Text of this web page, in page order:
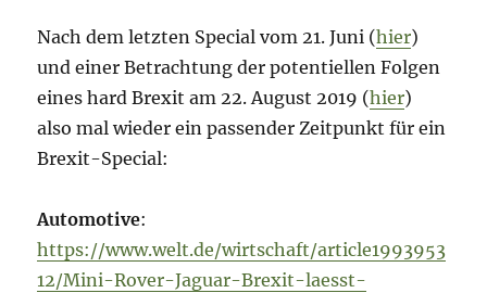
Nach dem letzten Special vom 21. Juni (hier)
und einer Betrachtung der potentiellen Folgen
eines hard Brexit am 22. August 2019 (hier)
also mal wieder ein passender Zeitpunkt für ein
Brexit-Special:
Automotive:
https://www.welt.de/wirtschaft/article1993953
12/Mini-Rover-Jaguar-Brexit-laesst-